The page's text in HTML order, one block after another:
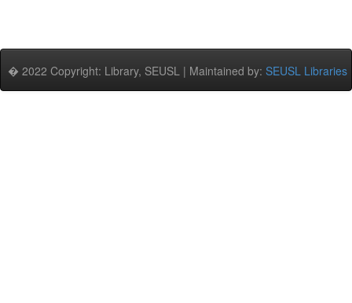
� 2022 Copyright: Library, SEUSL | Maintained by: SEUSL Libraries